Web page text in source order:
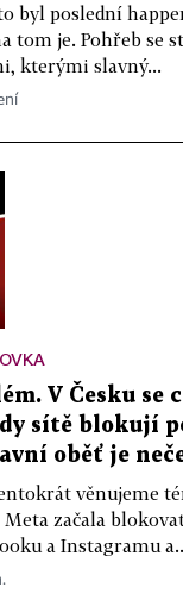
byl poslední
tom je. Pohřeb se
kterými slavný...
V Česku se
sítě blokují
oběť je
věnujeme
Meta začala
a Instagramu